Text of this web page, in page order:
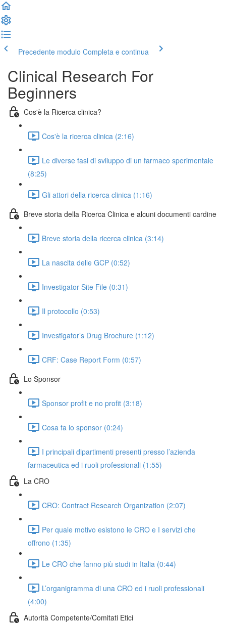
Precedente modulo Completa e continua
Clinical Research For
Beginners
Cos'è la Ricerca clinica?
Cos'è la ricerca clinica (2:16)
Le diverse fasi di sviluppo di un farmaco sperimentale
(8:25)
Gli attori della ricerca clinica (1:16)
Breve storia della Ricerca Clinica e alcuni documenti cardine
Breve storia della ricerca clinica (3:14)
La nascita delle GCP (0:52)
Investigator Site File (0:31)
Il protocollo (0:53)
Investigator’s Drug Brochure (1:12)
CRF: Case Report Form (0:57)
Lo Sponsor
Sponsor profit e no profit (3:18)
Cosa fa lo sponsor (0:24)
I principali dipartimenti presenti presso l’azienda
farmaceutica ed i ruoli professionali (1:55)
La CRO
CRO: Contract Research Organization (2:07)
Per quale motivo esistono le CRO e I servizi che
offrono (1:35)
Le CRO che fanno più studi in Italia (0:44)
L’organigramma di una CRO ed i ruoli professionali
(4:00)
Autorità Competente/Comitati Etici